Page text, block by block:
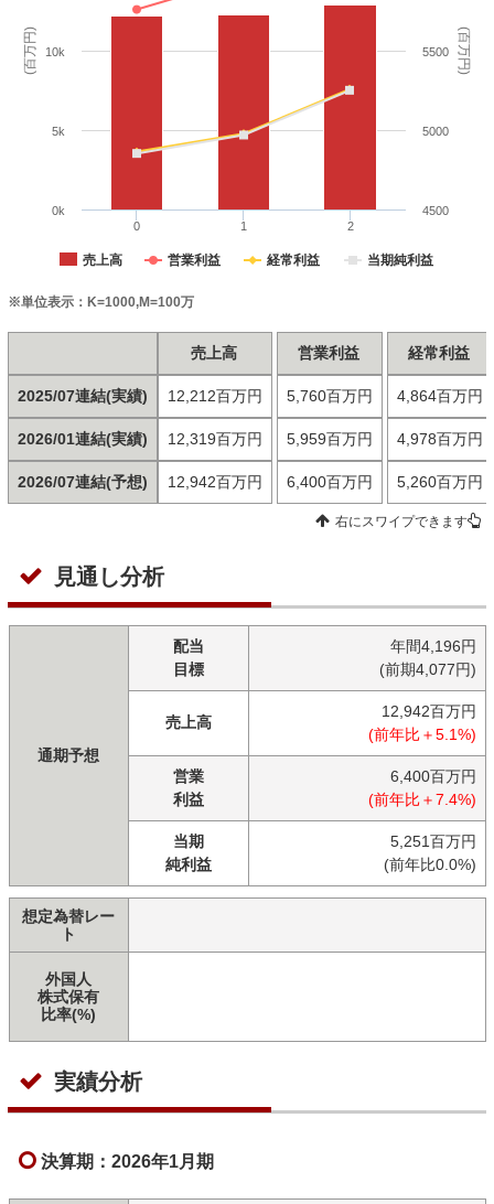
(百万円) (百万円)
売上高 営業利益 経常利益 当期純利益
0 1 2
0k
5k
10k
4500
5000
5500
※単位表示：K=1000,M=100万
2025/07連結(実績)
2026/01連結(実績)
2026/07連結(予想)
売上高
12,212百万円
12,319百万円
12,942百万円
営業利益
5,760百万円
5,959百万円
6,400百万円
経常利益
4,864百万円
4,978百万円
5,260百万円
右にスワイプできます
見通し分析
通期予想
配当
目標
年間4,196円
(前期4,077円)
売上高
12,942百万円
(前年比＋5.1%)
営業
利益
6,400百万円
(前年比＋7.4%)
当期
純利益
5,251百万円
(前年比0.0%)
想定為替レー
ト
外国人
株式保有
比率(%)
実績分析
決算期：2026年1月期